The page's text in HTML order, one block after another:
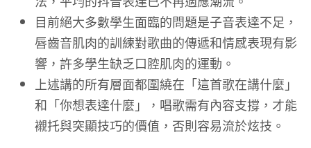
目前絕大多數學生面臨的問題是子音表達不足，
唇齒音肌肉的訓練對歌曲的傳遞和情感表現有影
響，許多學生缺乏口腔肌肉的運動。
上述講的所有層面都圍繞在「這首歌在講什麼」
和「你想表達什麼」，唱歌需有內容支撐，才能
襯托與突顯技巧的價值，否則容易流於炫技。